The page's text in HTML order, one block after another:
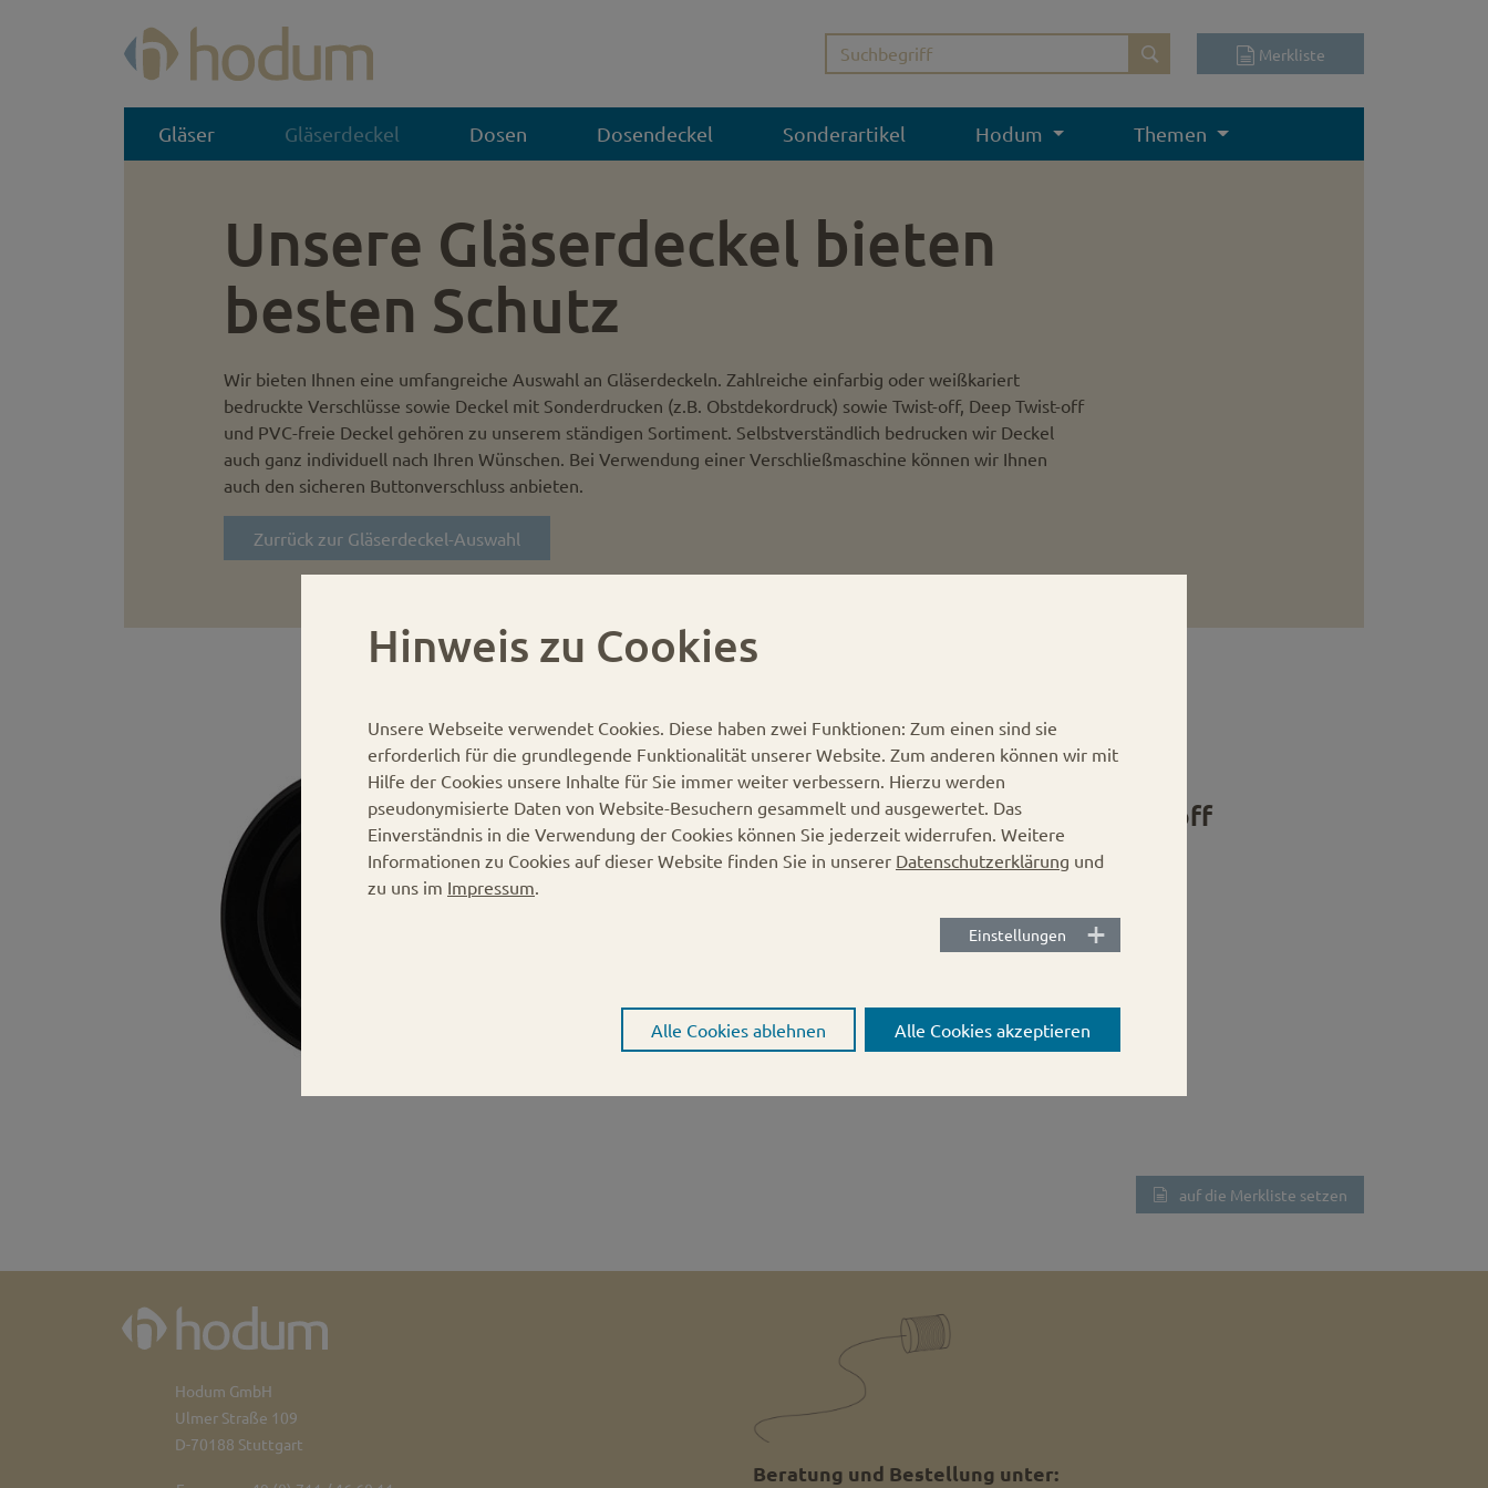
Merkliste
Gläser Gläserdeckel Dosen Dosendeckel Sonderartikel Hodum Themen
Unsere Gläserdeckel bieten
besten Schutz
Wir bieten Ihnen eine umfangreiche Auswahl an Gläserdeckeln. Zahlreiche einfarbig oder weißkariert
bedruckte Verschlüsse sowie Deckel mit Sonderdrucken (z.B. Obst­dekordruck) sowie Twist-off, Deep Twist-off
und PVC-freie Deckel gehören zu unserem ständigen Sortiment. Selbstver­ständlich bedrucken wir Deckel
auch ganz individuell nach Ihren Wünschen. Bei Verwendung einer Verschließmaschine können wir Ihnen
auch den sicheren Button­verschluss anbieten.
Zurrück zur Gläserdeckel-Auswahl
Gläserdeckel 70mm schwarz Deep Twist-off
Karton:
575 Stück
auf die Merkliste setzen
Hodum GmbH
Ulmer Straße 109
D-70188 Stuttgart
Beratung und Bestellung unter:
Hinweis zu Cookies
Unsere Webseite verwendet Cookies. Diese haben zwei Funktionen: Zum einen sind sie
erforderlich für die grundlegende Funktionalität unserer Website. Zum anderen können wir mit
Hilfe der Cookies unsere Inhalte für Sie immer weiter verbessern. Hierzu werden
pseudonymisierte Daten von Website-Besuchern gesammelt und ausgewertet. Das
Einverständnis in die Verwendung der Cookies können Sie jederzeit widerrufen. Weitere
Informationen zu Cookies auf dieser Website finden Sie in unserer Datenschutzerklärung und
zu uns im Impressum.
Einstellungen
Alle Cookies ablehnen Alle Cookies akzeptieren